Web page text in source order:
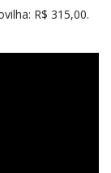
R$ 315,00.